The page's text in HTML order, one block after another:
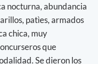
nocturna, abundancia
patìes, armados
chica, muy
que
Se dieron los